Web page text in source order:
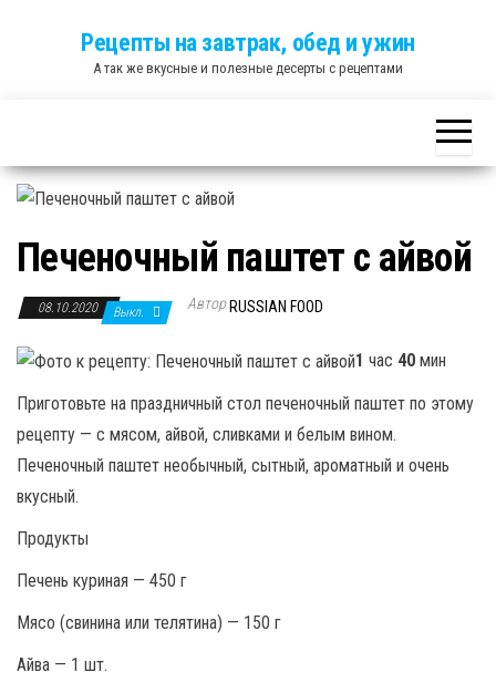
Рецепты на завтрак, обед и ужин
А так же вкусные и полезные десерты с рецептами
Печеночный паштет с айвой
08.10.2020 Выкл. Автор RUSSIAN FOOD
1 час 40 мин
Приготовьте на праздничный стол печеночный паштет по этому
рецепту — с мясом, айвой, сливками и белым вином.
Печеночный паштет необычный, сытный, ароматный и очень
вкусный.
Продукты
Печень куриная — 450 г
Мясо (свинина или телятина) — 150 г
Айва — 1 шт.